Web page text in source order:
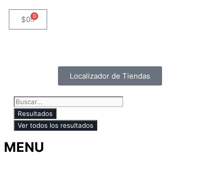
$0 0
Localizador de Tiendas
Resultados
Ver todos los resultados
MENU